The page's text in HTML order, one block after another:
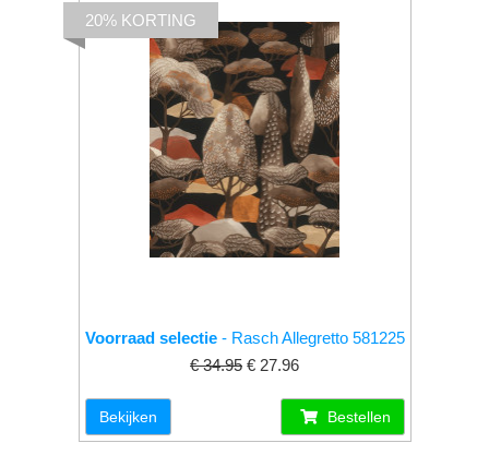
Voorraad selectie- Rasch Allegretto 581225
€ 34.95 € 27.96
20% KORTING
Bekijken Bestellen